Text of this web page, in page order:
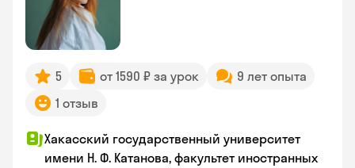
5 от 1590 ₽ за урок
9 лет опыта
1 отзыв
Хакасский государственный университет
имени Н. Ф. Катанова, факультет иностранных